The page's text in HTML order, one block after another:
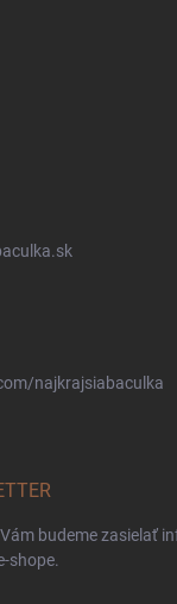
najkrajsiabaculka
budeme zasielať
shope.